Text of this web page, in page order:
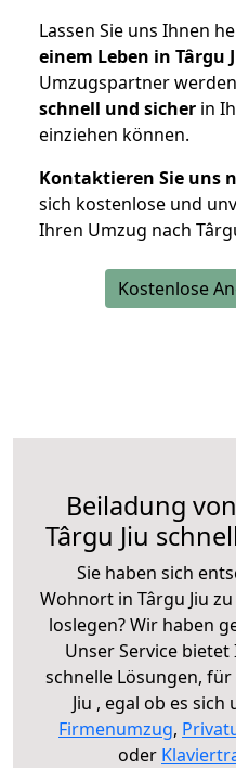
Lassen Sie uns Ihnen
einem Leben in Târgu
Umzugspartner
schnell und sicher in
einziehen können.
Kontaktieren Sie uns
sich kostenlose und
Ihren Umzug nach
Kostenlose
Beiladung
Târgu Jiu
Sie haben sich
Wohnort in Târgu Jiu
loslegen? Wir haben
Unser Service
schnelle Lösungen,
Jiu , egal ob es sich
Firmenumzug,
oder